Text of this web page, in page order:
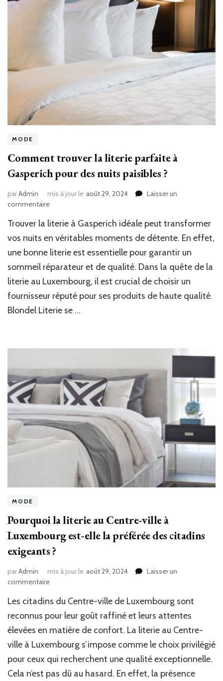
mesure
MODE
Comment trouver la literie parfaite à
Gasperich pour des nuits paisibles ?
parAdmin mis à jour le août 29, 2024
Laisser un
commentairesur
trouver
la
parfaite
à
Gasperich
des
nuits
Trouver la literie à Gasperich idéale peut transformer
vos nuits en véritables moments de détente. En effet,
une bonne literie est essentielle pour garantir un
sommeil réparateur et de qualité. Dans la quête de la
literie au Luxembourg, il est crucial de choisir un
fournisseur réputé pour ses produits de haute qualité.
Blondel Literie se …
MODE
Pourquoi la literie au Centre-ville à
Luxembourg est-elle la préférée des citadins
exigeants ?
parAdmin mis à jour le août 29, 2024
Laisser un
commentairesur
la
literie
Centre-
ville
Luxembourg
est-
Les citadins du Centre-ville de Luxembourg sont
reconnus pour leur goût raffiné et leurs attentes
élevées en matière de confort. La literie au Centre-
ville à Luxembourg s’impose comme le choix privilégié
pour ceux qui recherchent une qualité exceptionnelle.
Cela n’est pas dû au hasard. En effet, la présence